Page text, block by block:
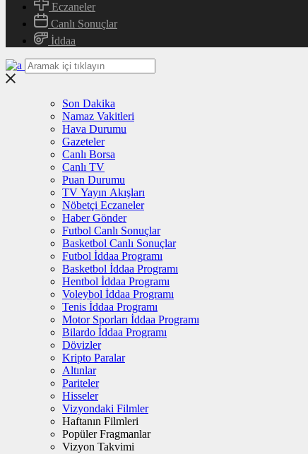
Eczaneler
Canlı Sonuçlar
İddaa
Son Dakika
Namaz Vakitleri
Hava Durumu
Gazeteler
Canlı Borsa
Canlı TV
Puan Durumu
TV Yayın Akışları
Nöbetçi Eczaneler
Haber Gönder
Futbol Canlı Sonuçlar
Basketbol Canlı Sonuçlar
Futbol İddaa Programı
Basketbol İddaa Programı
Hentbol İddaa Programı
Voleybol İddaa Programı
Tenis İddaa Programı
Motor Sporları İddaa Programı
Bilardo İddaa Programı
Dövizler
Kripto Paralar
Altınlar
Pariteler
Hisseler
Vizyondaki Filmler
Haftanın Filmleri
Popüler Fragmanlar
Vizyon Takvimi